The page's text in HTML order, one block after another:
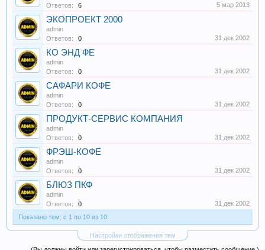
Ответов:
6 5 мар 2013
ЭКОПРОЕКТ 2000
admin
Ответов:
0 31 дек 2002
КО ЭНД ФЕ
admin
Ответов:
0 31 дек 2002
САФАРИ КОФЕ
admin
Ответов:
0 31 дек 2002
ПРОДУКТ-СЕРВИС КОМПАНИЯ
admin
Ответов:
0 31 дек 2002
ФРЭШ-КОФЕ
admin
Ответов:
0 31 дек 2002
БЛЮЗ ПКФ
admin
Ответов:
0
31 дек 2002
Показано тем: с 1 по 10 из 10.
Настройки отображения тем